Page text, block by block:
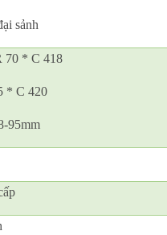
sảnh
70 * C 418
* C 420
95mm